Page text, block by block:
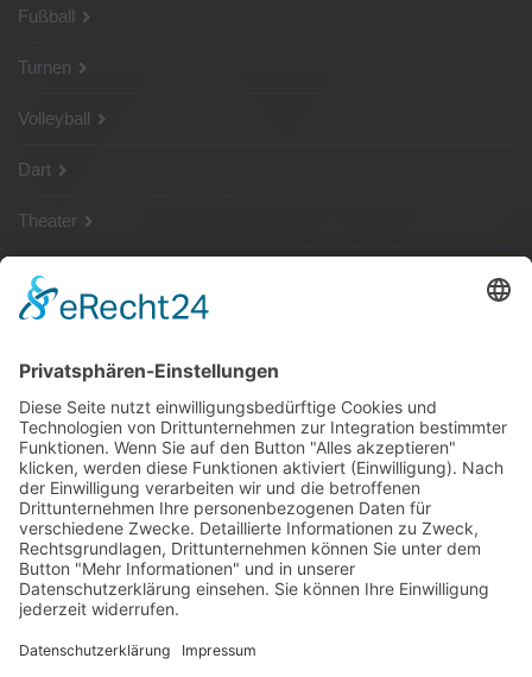
Fußball
Turnen
Volleyball
Dart
Theater
SG Shop
Sponsoren
Kontakt
Social Media
Rechtliches